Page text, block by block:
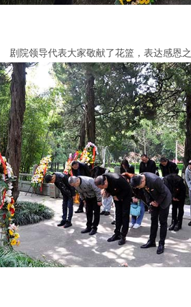
剧院领导代表大家敬献了花篮，表达感恩